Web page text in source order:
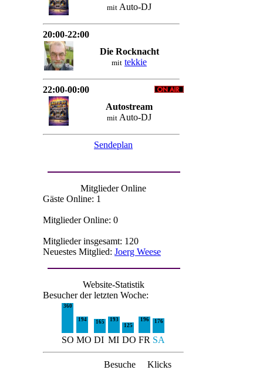
mit Auto-DJ
20:00-22:00
Die Rocknacht
mit tekkie
22:00-00:00
Autostream
mit Auto-DJ
Sendeplan
Mitglieder Online
Gäste Online: 1
Mitglieder Online: 0
Mitglieder insgesamt: 120
Neuestes Mitglied: Joerg Weese
Website-Statistik
Besucher der letzten Woche:
360
194 165
193
125
196 176
SO MO DI MI DO FR SA
Besuche
Klicks